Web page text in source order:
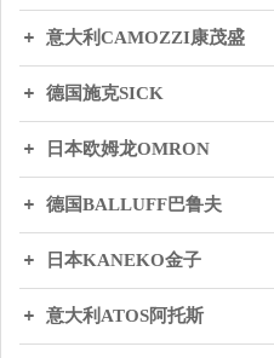
意大利CAMOZZI康茂盛
德国施克SICK
日本欧姆龙OMRON
德国BALLUFF巴鲁夫
日本KANEKO金子
意大利ATOS阿托斯